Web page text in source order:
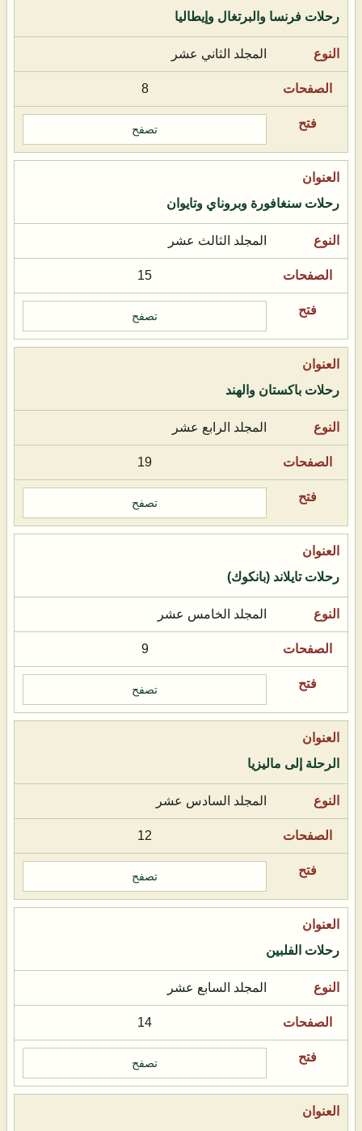
رحلات فرنسا والبرتغال وإيطاليا
المجلد الثاني عشر
8
تصفح
رحلات سنغافورة وبروناي وتايوان
المجلد الثالث عشر
15
تصفح
رحلات باكستان والهند
المجلد الرابع عشر
19
تصفح
رحلات تايلاند (بانكوك)
المجلد الخامس عشر
9
تصفح
الرحلة إلى ماليزيا
المجلد السادس عشر
12
تصفح
رحلات الفلبين
المجلد السابع عشر
14
تصفح